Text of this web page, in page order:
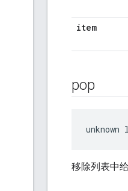
item
pop
移除列表中